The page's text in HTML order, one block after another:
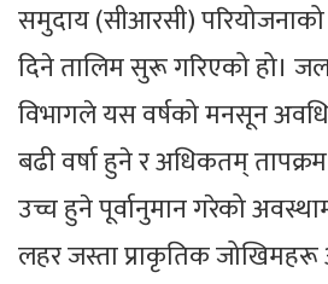
समुदाय (सीआरसी)
दिने तालिम सुरू गरिएको हो।
विभागले यस वर्षको मनसून
बढी वर्षा हुने र अधिकतम्
उच्च हुने पूर्वानुमान गरेको
लहर जस्ता प्राकृतिक